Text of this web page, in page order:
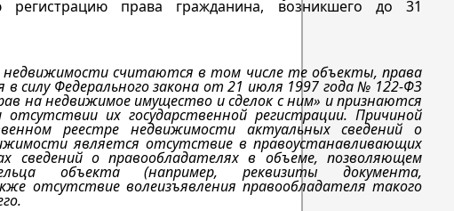
регистрацию права гражданина, возникшего до 31
считаются в том числе те объекты, права
силу Федерального закона от 21 июля 1997 года № 122-ФЗ
на недвижимое имущество и сделок с ним» и признаются
их государственной регистрации. Причиной
реестре недвижимости актуальных сведений о
является отсутствие в правоустанавливающих
сведений о правообладателях в объеме, позволяющем
объекта (например, реквизиты документа,
отсутствие волеизъявления правообладателя такого